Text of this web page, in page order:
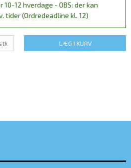
12 hverdage - OBS: der kan
tider (Ordredeadline kl. 12)
LÆG I KURV